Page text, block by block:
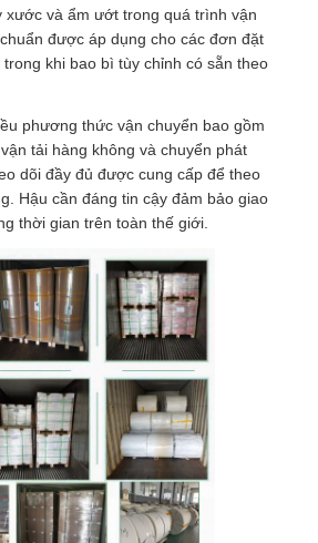
xước và ẩm ướt trong quá trình vận
được áp dụng cho các đơn đặt
khi bao bì tùy chỉnh có sẵn theo
phương thức vận chuyển bao gồm
tải hàng không và chuyển phát
dõi đầy đủ được cung cấp để theo
Hậu cần đáng tin cậy đảm bảo giao
thời gian trên toàn thế giới.